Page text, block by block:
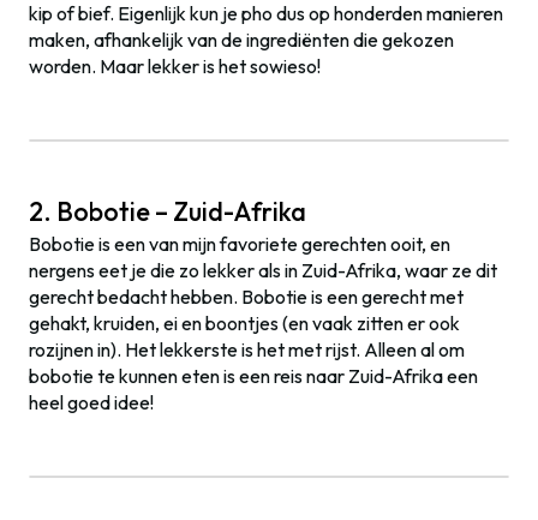
kip of bief. Eigenlijk kun je pho dus op honderden manieren
maken, afhankelijk van de ingrediënten die gekozen
worden. Maar lekker is het sowieso!
2. Bobotie – Zuid-Afrika
Bobotie is een van mijn favoriete gerechten ooit, en
nergens eet je die zo lekker als in Zuid-Afrika, waar ze dit
gerecht bedacht hebben. Bobotie is een gerecht met
gehakt, kruiden, ei en boontjes (en vaak zitten er ook
rozijnen in). Het lekkerste is het met rijst. Alleen al om
bobotie te kunnen eten is een reis naar Zuid-Afrika een
heel goed idee!